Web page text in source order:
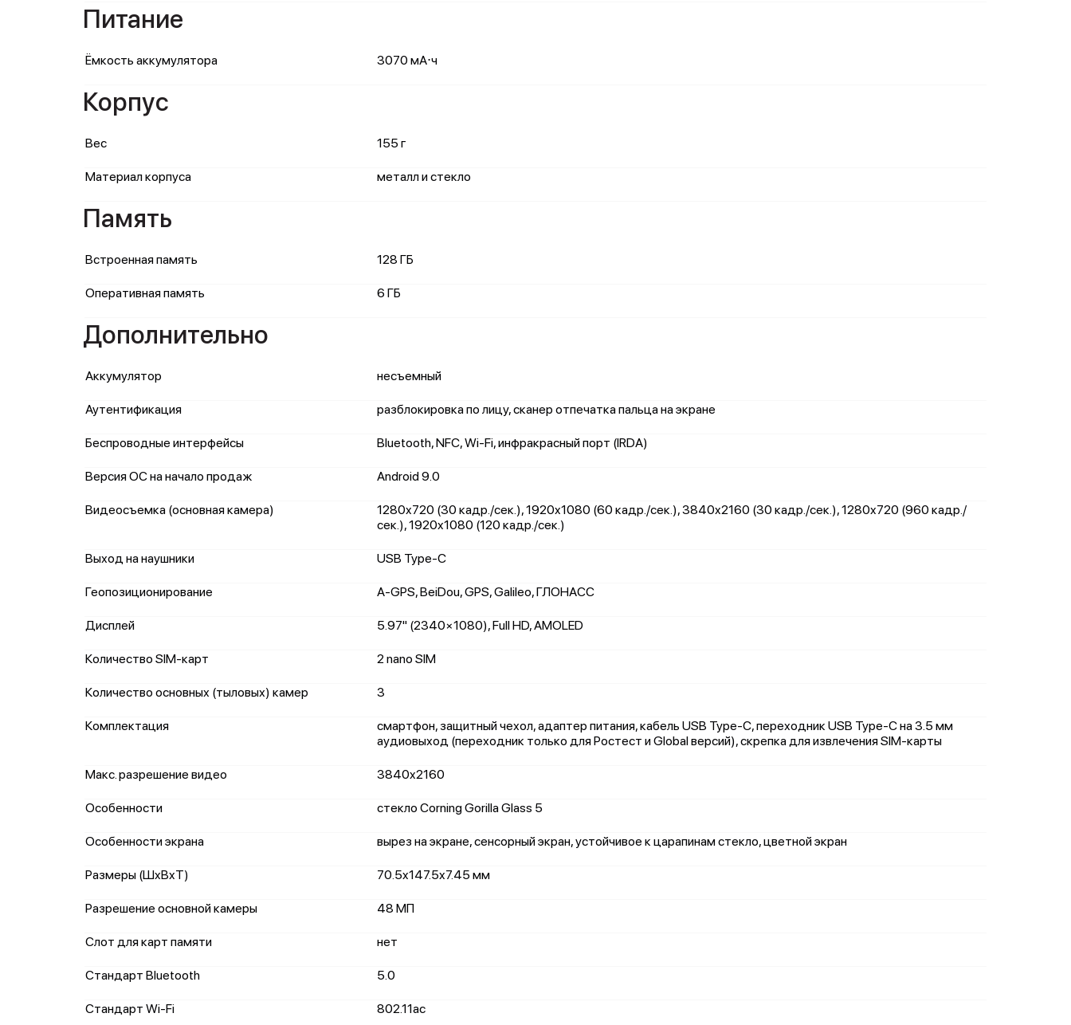
Питание
Ёмкость аккумулятора 3070 мА⋅ч
Корпус
Вес 155 г
Материал корпуса металл и стекло
Память
Встроенная память 128 ГБ
Оперативная память 6 ГБ
Дополнительно
Аккумулятор несъемный
Аутентификация разблокировка по лицу, сканер отпечатка пальца на экране
Беспроводные интерфейсы Bluetooth, NFC, Wi-Fi, инфракрасный порт (IRDA)
Версия ОС на начало продаж Android 9.0
Видеосъемка (основная камера)
1280x720 (30 кадр./сек.), 1920x1080 (60 кадр./сек.), 3840x2160 (30 кадр./сек.), 1280x720 (960 кадр./
сек.), 1920x1080 (120 кадр./сек.)
Выход на наушники USB Type-C
Геопозиционирование A-GPS, BeiDou, GPS, Galileo, ГЛОНАСС
Дисплей 5.97" (2340×1080), Full HD, AMOLED
Количество SIM-карт 2 nano SIM
Количество основных (тыловых) камер 3
Комплектация
смартфон, защитный чехол, адаптер питания, кабель USB Type-C, переходник USB Type-C на 3.5 мм
аудиовыход (переходник только для Ростест и Global версий), скрепка для извлечения SIM-карты
Макс. разрешение видео 3840x2160
Особенности стекло Corning Gorilla Glass 5
Особенности экрана вырез на экране, сенсорный экран, устойчивое к царапинам стекло, цветной экран
Размеры (ШxВxТ) 70.5x147.5x7.45 мм
Разрешение основной камеры 48 МП
Слот для карт памяти нет
Стандарт Bluetooth 5.0
Стандарт Wi-Fi 802.11ac